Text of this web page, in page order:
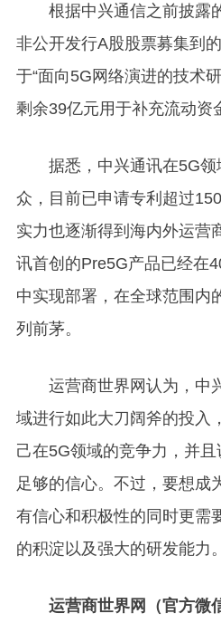
根据中兴通信之前披露
非公开发行A股股票募集到
于“面向5G网络演进的技术
剩余39亿元用于补充流动资
据悉，中兴通讯在5G
众，目前已申请专利超过
实力也逐渐得到海内外运营
讯首创的Pre5G产品已经在
中实现部署，在全球范围内
列前茅。
运营商世界网认为，中
域进行如此大刀阔斧的投入
己在5G领域的竞争力，并
足够的信心。不过，要想成
有信心和积极性的同时更需
的积淀以及强大的研发能力。
运营商世界网（官方微